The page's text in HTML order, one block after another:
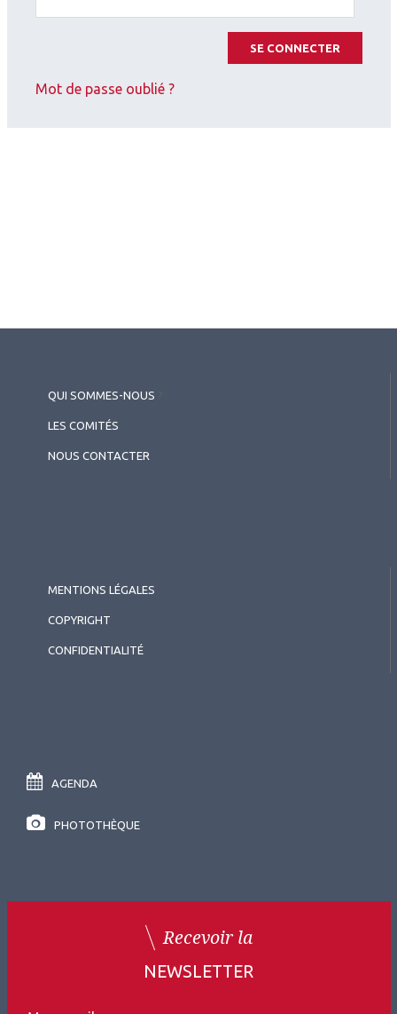
SE CONNECTER
Mot de passe oublié ?
QUI SOMMES-NOUS
LES COMITÉS
NOUS CONTACTER
MENTIONS LÉGALES
COPYRIGHT
CONFIDENTIALITÉ
AGENDA
PHOTOTHÈQUE
Recevoir la
NEWSLETTER